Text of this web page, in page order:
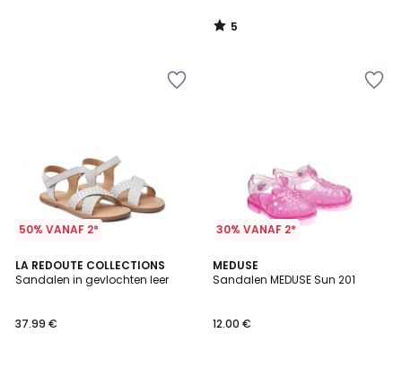
5
/
50% VANAF 2*
LA REDOUTE COLLECTIONS
Sandalen in gevlochten leer
37.99 €
30% VANAF 2*
MEDUSE
Sandalen MEDUSE Sun 201
12.00 €